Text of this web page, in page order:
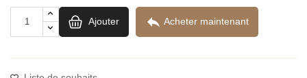
Ajouter  Acheter maintenant